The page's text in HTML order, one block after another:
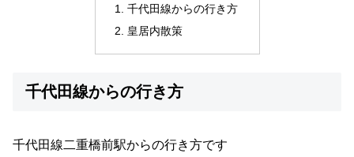
千代田線からの行き方
皇居内散策
千代田線からの行き方
千代田線二重橋前駅からの行き方です